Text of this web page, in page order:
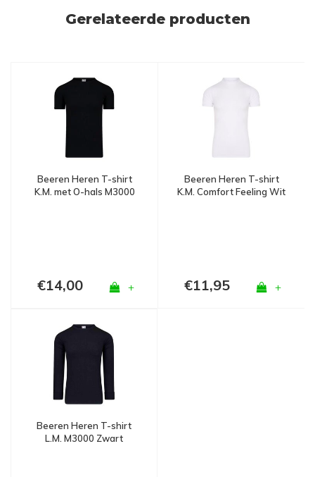
Gerelateerde producten
Beeren Heren T-shirt
K.M. met O-hals M3000
€14,00 +
Beeren Heren T-shirt
K.M. Comfort Feeling Wit
€11,95 +
Beeren Heren T-shirt
L.M. M3000 Zwart